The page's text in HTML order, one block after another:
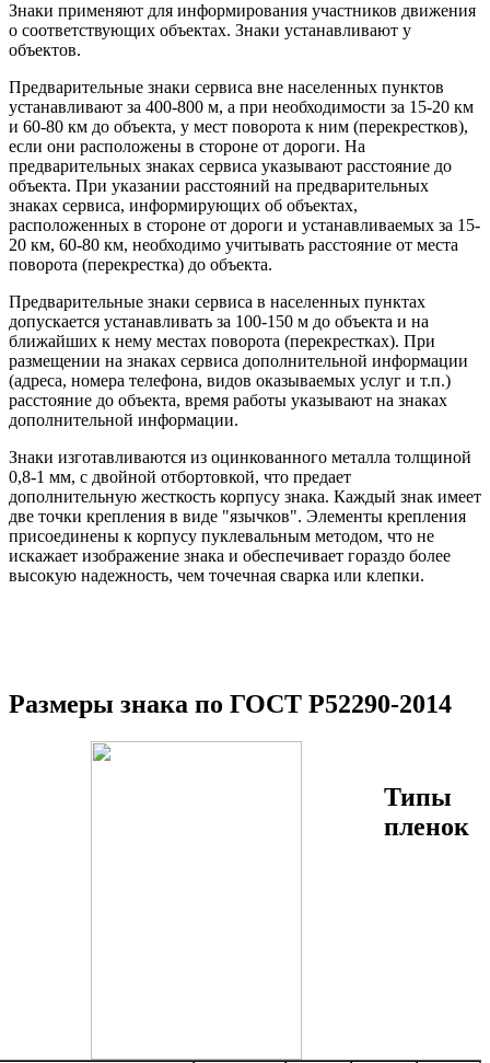
Знаки применяют для информирования участников движения
о соответствующих объектах. Знаки устанавливают у
объектов.
Предварительные знаки сервиса вне населенных пунктов
устанавливают за 400-800 м, а при необходимости за 15-20 км
и 60-80 км до объекта, у мест поворота к ним (перекрестков),
если они расположены в стороне от дороги. На
предварительных знаках сервиса указывают расстояние до
объекта. При указании расстояний на предварительных
знаках сервиса, информирующих об объектах,
расположенных в стороне от дороги и устанавливаемых за 15-
20 км, 60-80 км, необходимо учитывать расстояние от места
поворота (перекрестка) до объекта.
Предварительные знаки сервиса в населенных пунктах
допускается устанавливать за 100-150 м до объекта и на
ближайших к нему местах поворота (перекрестках). При
размещении на знаках сервиса дополнительной информации
(адреса, номера телефона, видов оказываемых услуг и т.п.)
расстояние до объекта, время работы указывают на знаках
дополнительной информации.
Знаки изготавливаются из оцинкованного металла толщиной
0,8-1 мм, с двойной отбортовкой, что предает
дополнительную жесткость корпусу знака. Каждый знак имеет
две точки крепления в виде "язычков". Элементы крепления
присоединены к корпусу пуклевальным методом, что не
искажает изображение знака и обеспечивает гораздо более
высокую надежность, чем точечная сварка или клепки.
Размеры знака по ГОСТ Р52290-2014
Типы
пленок